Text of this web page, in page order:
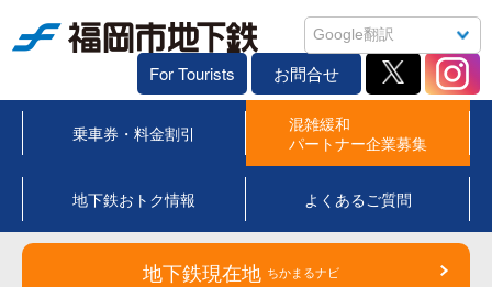
For Tourists お問合せ
乗車券・料金割引
混雑緩和
パートナー企業募集
地下鉄おトク情報 よくあるご質問
地下鉄現在地 ちかまるナビ